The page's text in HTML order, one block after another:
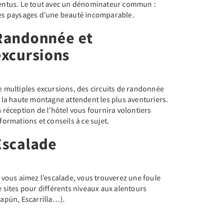
Le tout avec un dénominateur commun :
paysages d’une beauté incomparable.
et
multiples excursions, des circuits de randonnée
haute montagne attendent les plus aventuriers.
réception de l’hôtel vous fournira volontiers
et conseils à ce sujet.
vous aimez l’escalade, vous trouverez une foule
sites pour différents niveaux aux alentours
Escarrilla…).